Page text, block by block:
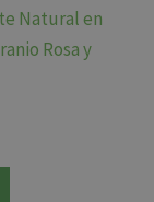
Natural en
Rosa y